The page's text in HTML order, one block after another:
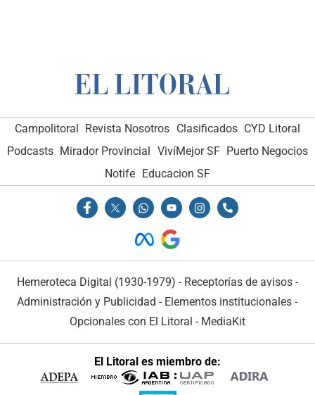
Campolitoral Revista Nosotros Clasificados CYD Litoral
Podcasts Mirador Provincial VivíMejor SF Puerto Negocios
Notife Educacion SF
Hemeroteca Digital (1930-1979) - Receptorías de avisos -
Administración y Publicidad - Elementos institucionales -
Opcionales con El Litoral - MediaKit
El Litoral es miembro de: